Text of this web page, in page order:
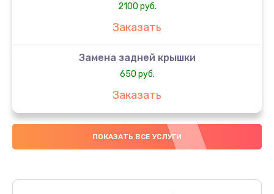
2100 руб.
Заказать
Замена задней крышки
650 руб.
Заказать
Замена аккумулятора
4000 руб.
ПОКАЗАТЬ ВСЕ УСЛУГИ